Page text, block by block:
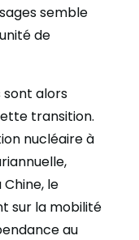
semble
de
sont alors
transition.
nucléaire à
le
sur la mobilité
au